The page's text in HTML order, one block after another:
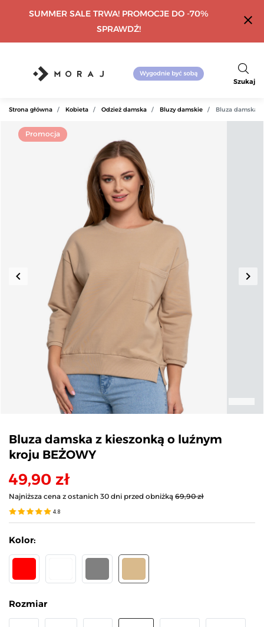
SUMMER SALE TRWA! PROMOCJE DO -70%
SPRAWDŹ!
close
Szukaj
Strona główna Kobieta Odzież damska Bluzy damskie Bluza damska
Promocja
Poprzedni
keyboard_arrow_left keyboard_arrow_right
Bluza damska z kieszonką o luźnym
kroju BEŻOWY
49,90 zł
Najniższa cena z ostanich 30 dni przed obniżką 69,90 zł
4.8
Kolor:
Rozmiar